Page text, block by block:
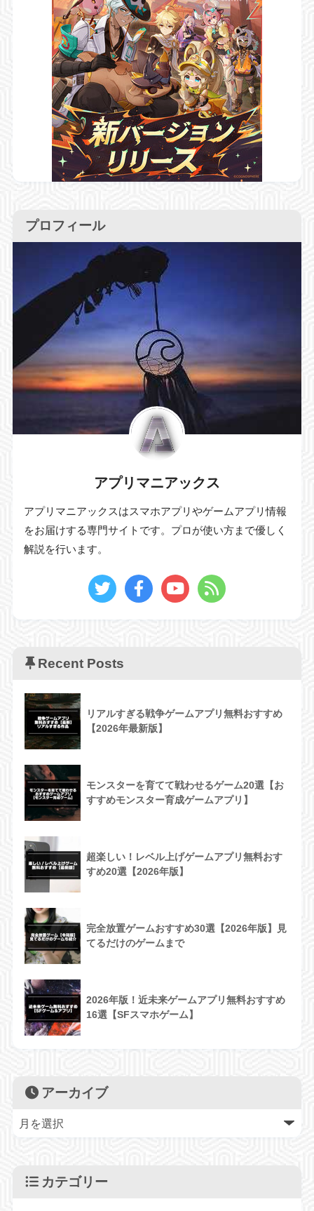
プロフィール
アプリマニアックス
アプリマニアックスはスマホアプリやゲームアプリ情報
をお届けする専門サイトです。プロが使い方まで優しく
解説を行います。
Recent Posts
リアルすぎる戦争ゲームアプリ無料おすすめ
【2026年最新版】
モンスターを育てて戦わせるゲーム20選【お
すすめモンスター育成ゲームアプリ】
超楽しい！レベル上げゲームアプリ無料おす
すめ20選【2026年版】
完全放置ゲームおすすめ30選【2026年版】見
てるだけのゲームまで
2026年版！近未来ゲームアプリ無料おすすめ
16選【SFスマホゲーム】
アーカイブ
カテゴリー